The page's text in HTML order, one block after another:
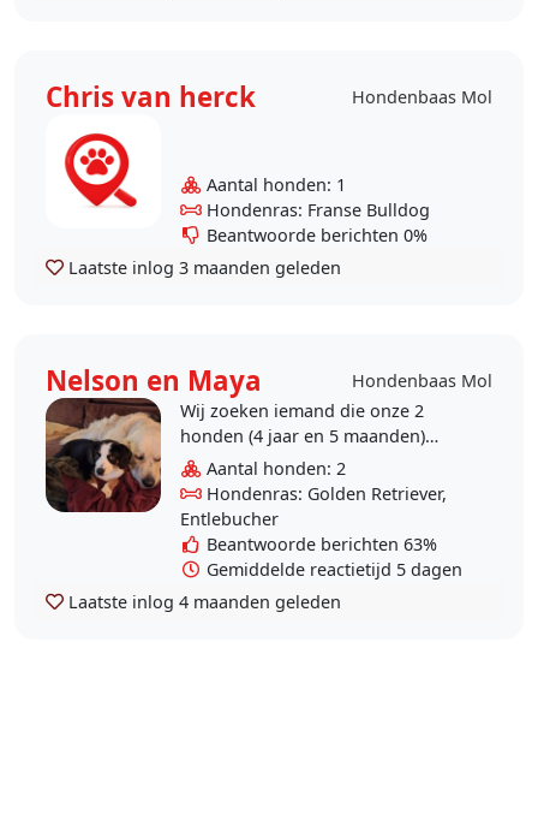
Chris van herck Hondenbaas Mol
Aantal honden: 1
Hondenras: Franse Bulldog
Beantwoorde berichten 0%
Laatste inlog 3 maanden geleden
Nelson en Maya
Hondenbaas Mol
Wij zoeken iemand die onze 2
honden (4 jaar en 5 maanden)
gezelschap wilt houden en wilt eten
geven en buitenlaten tijdens onze
vakantie.
Aantal honden: 2
Hondenras: Golden Retriever,
Entlebucher
Beantwoorde berichten 63%
Gemiddelde reactietijd 5 dagen
Laatste inlog 4 maanden geleden